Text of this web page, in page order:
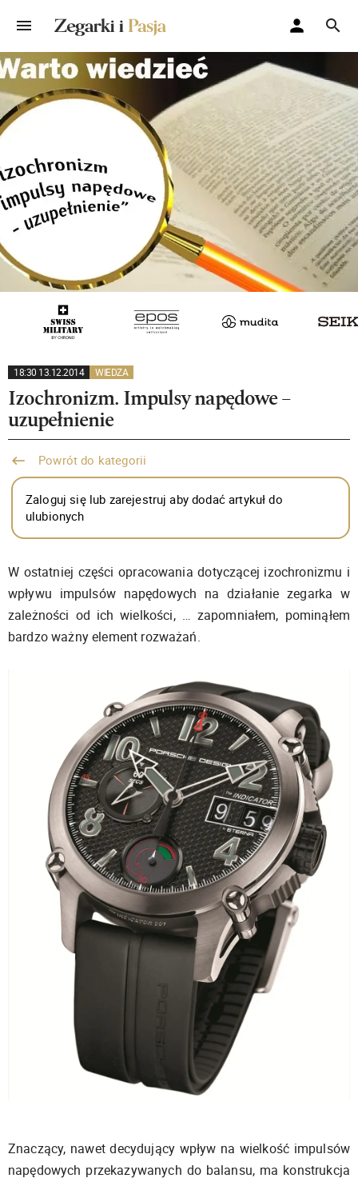
18:30 13.12.2014 WIEDZA
Izochronizm. Impulsy napędowe –
uzupełnienie
Powrót do kategorii
Zaloguj się lub zarejestruj aby dodać artykuł do
ulubionych
W ostatniej części opracowania dotyczącej izochronizmu i
wpływu impulsów napędowych na działanie zegarka w
zależności od ich wielkości, … zapomniałem, pominąłem
bardzo ważny element rozważań.
Znaczący, nawet decydujący wpływ na wielkość impulsów
napędowych przekazywanych do balansu, ma konstrukcja